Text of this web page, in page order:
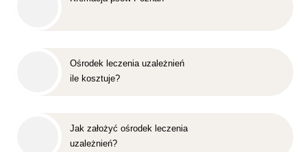
Ośrodek leczenia uzależnień
ile kosztuje?
Jak założyć ośrodek leczenia
uzależnień?